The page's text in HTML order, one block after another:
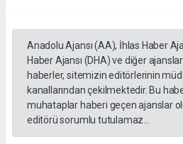
Anadolu Ajansı (AA), İhlas Haber
Haber Ajansı (DHA) ve diğer
haberler, sitemizin editörlerinin
kanallarından çekilmektedir. Bu
muhataplar haberi geçen ajanslar
editörü sorumlu tutulamaz...